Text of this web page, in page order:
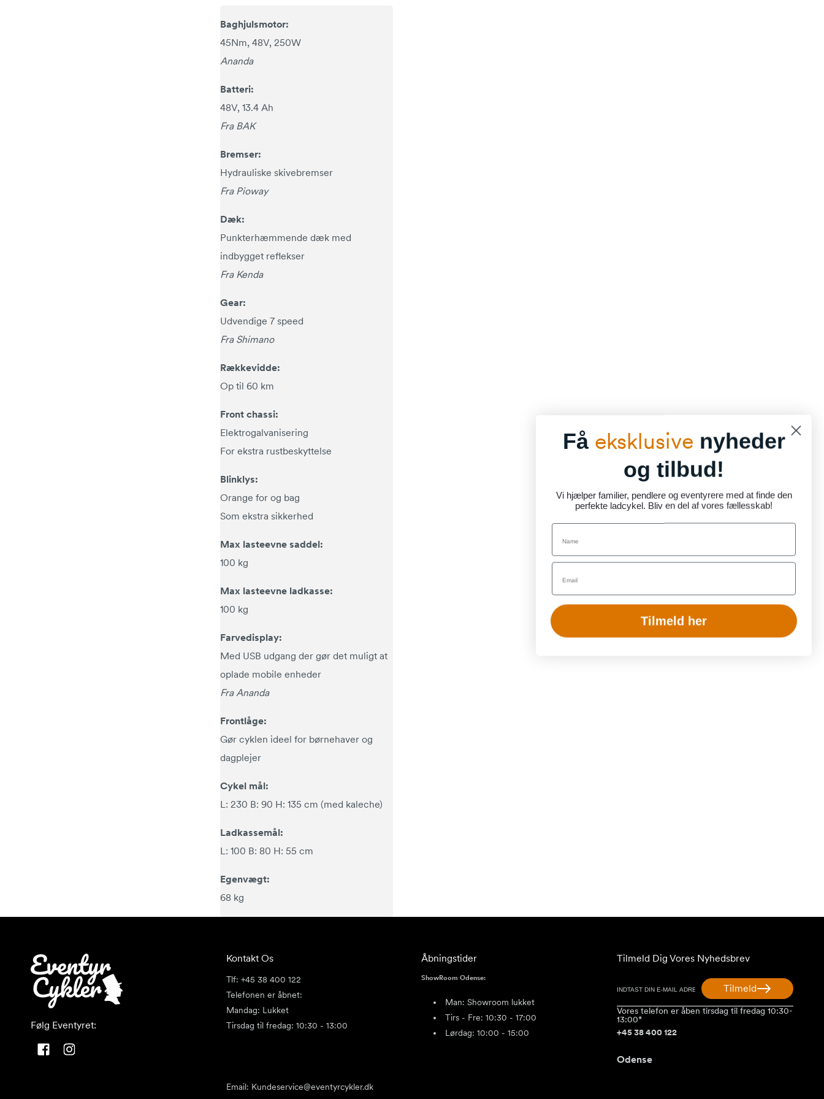
Baghjulsmotor:
45Nm, 48V, 250W
Ananda
Batteri:
48V, 13.4 Ah
Fra BAK
Bremser:
Hydrauliske skivebremser
Fra Pioway
Dæk:
Punkterhæmmende dæk med
indbygget reflekser
Fra Kenda
Gear:
Udvendige 7 speed
Fra Shimano
Rækkevidde:
Op til 60 km
Front chassi:
Elektrogalvanisering
For ekstra rustbeskyttelse
Blinklys:
Orange for og bag
Som ekstra sikkerhed
Max lasteevne saddel:
100 kg
Max lasteevne ladkasse:
100 kg
Farvedisplay:
Med USB udgang der gør det muligt at
oplade mobile enheder
Fra Ananda
Frontlåge:
Gør cyklen ideel for børnehaver og
dagplejer
Cykel mål:
L: 230 B: 90 H: 135 cm (med kaleche)
Ladkassemål:
L: 100 B: 80 H: 55 cm
Egenvægt:
68 kg
Følg Eventyret:
FacebookInstagram
Kontakt Os
Tlf: +45 38 400 122
Telefonen er åbnet:
Mandag: Lukket
Tirsdag til fredag: 10:30 - 13:00
Email: Kundeservice@eventyrcykler.dk
Åbningstider
ShowRoom Odense:
Man: Showroom lukket
Tirs - Fre: 10:30 - 17:00
Lørdag: 10:00 - 15:00
Tilmeld Dig Vores Nyhedsbrev
Tilmeld
Vores telefon er åben tirsdag til fredag 10:30-
13:00*
+45 38 400 122
Odense
Få eksklusive nyheder
og tilbud!
Vi hjælper familier, pendlere og eventyrere med at finde den
perfekte ladcykel. Bliv en del af vores fællesskab!
Name
Email
Tilmeld her